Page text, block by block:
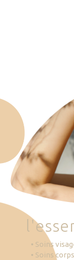
Soins
Je veux faire
Plan d’accès
Prendre RDV
'esse
• Soins
• Soins corps